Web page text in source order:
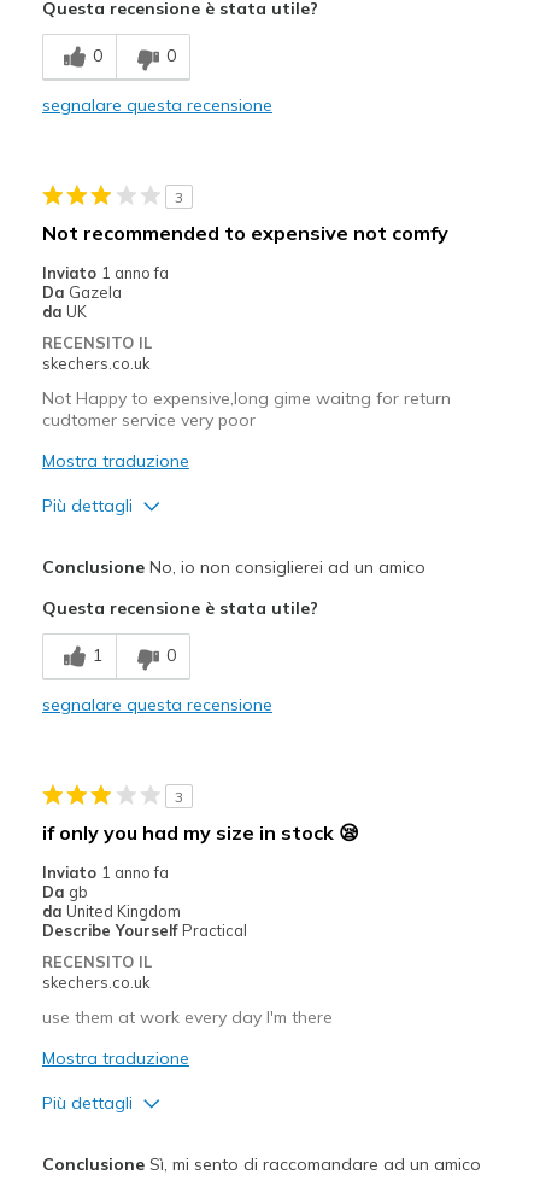
Stylish
Migliori Utilizzi:
Casual Wear
Sizing
Feels true to size
View On Shoes
Questa recensione è stata utile?
0 0
segnalare questa recensione
3
Not recommended to expensive not comfy
Inviato 1 anno fa
Da Gazela
da UK
RECENSITO IL
skechers.co.uk
Not Happy to expensive,long gime waitng for return
cudtomer service very poor
Mostra traduzione
Più dettagli
ConclusioneNo, io non consiglierei ad un amico
Questa recensione è stata utile?
1 0
segnalare questa recensione
3
if only you had my size in stock 😪
Inviato 1 anno fa
Da gb
da United Kingdom
Describe Yourself Practical
RECENSITO IL
skechers.co.uk
use them at work every day I'm there
Mostra traduzione
Più dettagli
ConclusioneSì, mi sento di raccomandare ad un amico